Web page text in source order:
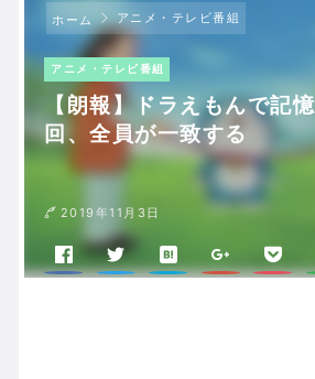
ホーム アニメ・テレビ番組
アニメ・テレビ番組
【朗報】ドラえもんで記
回、全員が一致する
2019年11月3日